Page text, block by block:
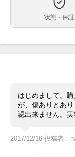
素材
全
ブ
品
状態・保証
はじめまして。
が、傷ありとあ
認出来ません。
2017/12/16 投稿者：